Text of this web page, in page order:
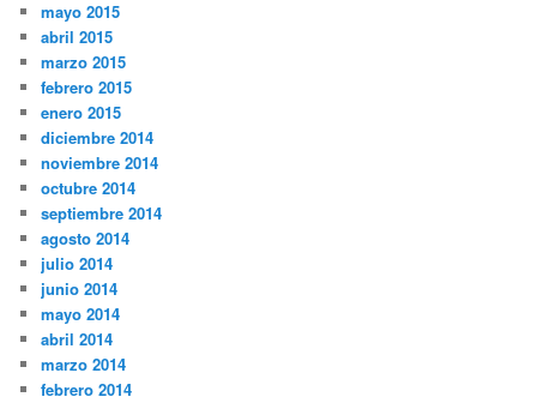
mayo 2015
abril 2015
marzo 2015
febrero 2015
enero 2015
diciembre 2014
noviembre 2014
octubre 2014
septiembre 2014
agosto 2014
julio 2014
junio 2014
mayo 2014
abril 2014
marzo 2014
febrero 2014